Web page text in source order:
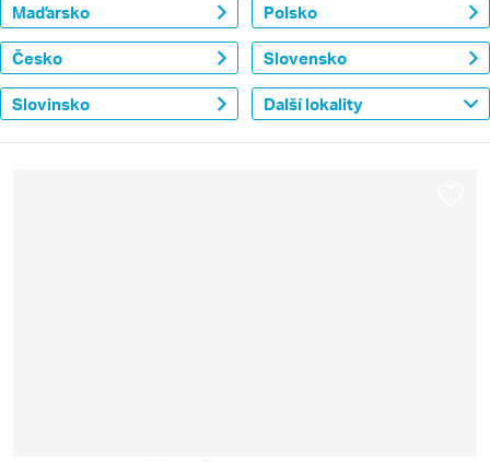
Maďarsko Polsko
Česko Slovensko
Slovinsko Další lokality